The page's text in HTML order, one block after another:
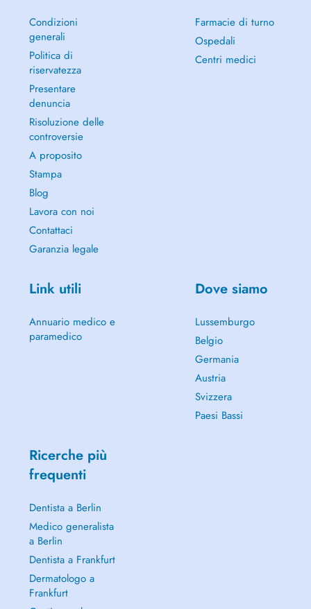
Condizioni
generali
Politica di
riservatezza
Presentare
denuncia
Risoluzione delle
controversie
A proposito
Stampa
Blog
Lavora con noi
Contattaci
Garanzia legale
Farmacie di turno
Ospedali
Centri medici
Link utili
Annuario medico e
paramedico
Dove siamo
Lussemburgo
Belgio
Germania
Austria
Svizzera
Paesi Bassi
Ricerche più
frequenti
Dentista a Berlin
Medico generalista
a Berlin
Dentista a Frankfurt
Dermatologo a
Frankfurt